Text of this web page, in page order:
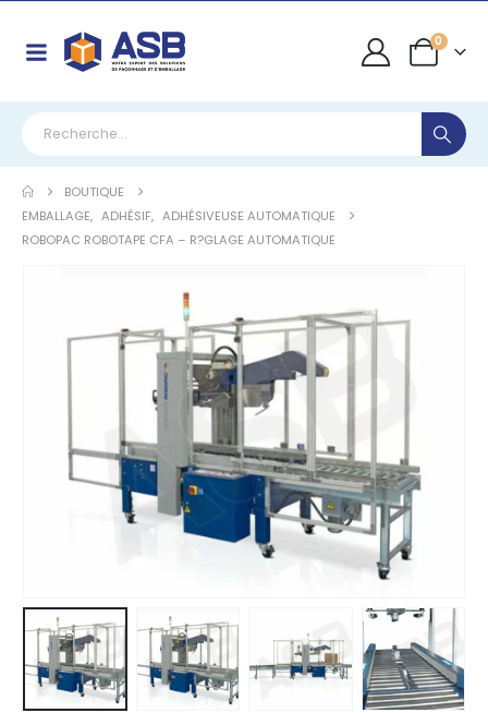
0
BOUTIQUE
EMBALLAGE, ADHÉSIF, ADHÉSIVEUSE AUTOMATIQUE
ROBOPAC ROBOTAPE CFA – R?GLAGE AUTOMATIQUE